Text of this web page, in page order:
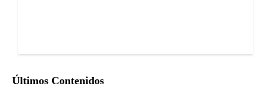
Últimos Contenidos